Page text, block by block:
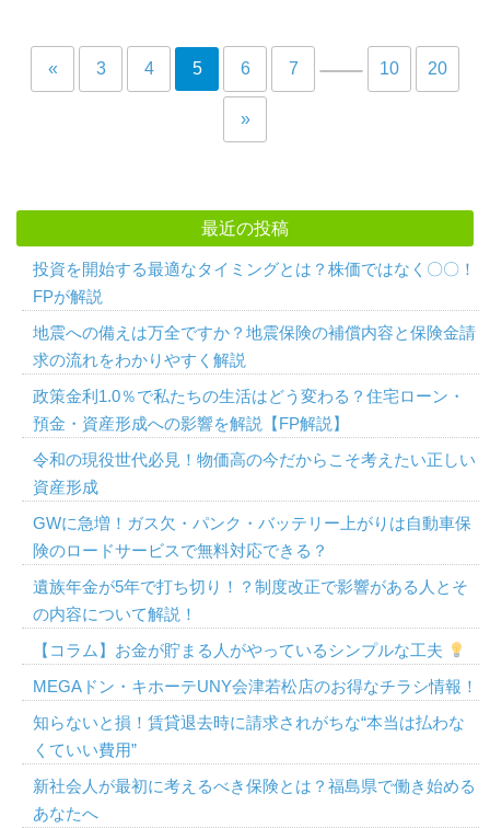
« 3 4 5 6 7 10 20
»
最近の投稿
投資を開始する最適なタイミングとは？株価ではなく〇〇！
FPが解説
地震への備えは万全ですか？地震保険の補償内容と保険金請
求の流れをわかりやすく解説
政策金利1.0％で私たちの生活はどう変わる？住宅ローン・
預金・資産形成への影響を解説【FP解説】
令和の現役世代必見！物価高の今だからこそ考えたい正しい
資産形成
GWに急増！ガス欠・パンク・バッテリー上がりは自動車保
険のロードサービスで無料対応できる？
遺族年金が5年で打ち切り！？制度改正で影響がある人とそ
の内容について解説！
【コラム】お金が貯まる人がやっているシンプルな工夫
MEGAドン・キホーテUNY会津若松店のお得なチラシ情報！
知らないと損！賃貸退去時に請求されがちな“本当は払わな
くていい費用”
新社会人が最初に考えるべき保険とは？福島県で働き始める
あなたへ